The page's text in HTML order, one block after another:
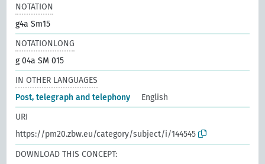
NOTATION
g4a Sm15
NOTATIONLONG
g 04a SM 015
IN OTHER LANGUAGES
Post, telegraph and telephony
English
URI
https://pm20.zbw.eu/category/subject/i/144545
DOWNLOAD THIS CONCEPT: